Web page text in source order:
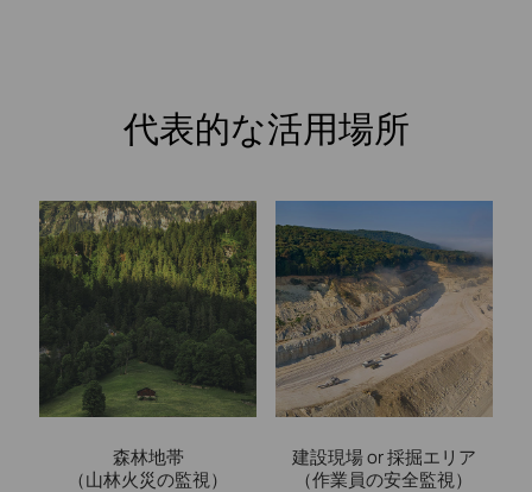
代表的な活用場所
森林地帯
（山林火災の監視）
建設現場 or 採掘エリア
（作業員の安全監視）